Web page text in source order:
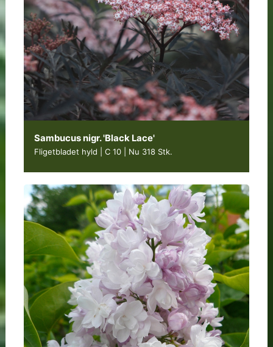
Sambucus nigr. 'Black Lace'
Fligetbladet hyld | C 10 Nu 318 Stk.